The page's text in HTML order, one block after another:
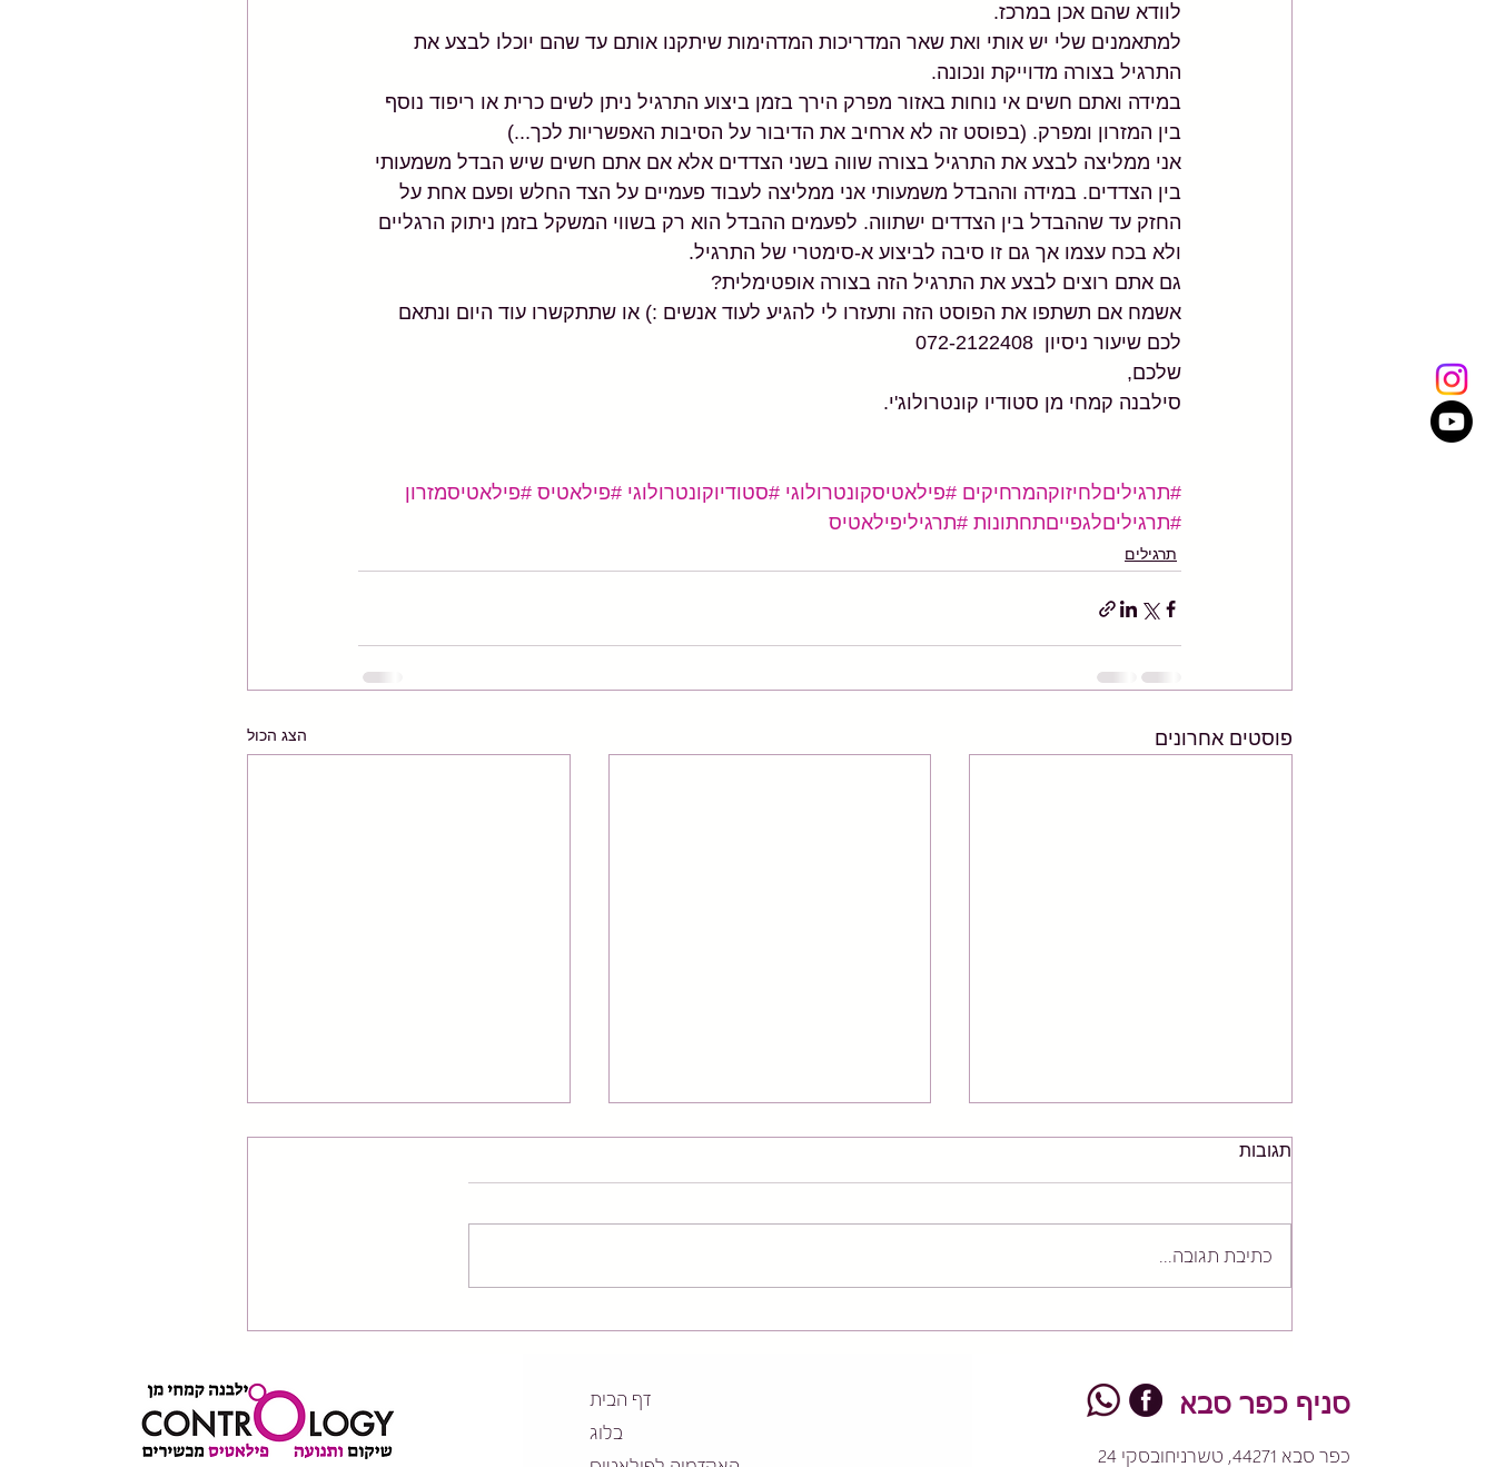
לוודא שהם אכן במרכז.
למתאמנים שלי יש אותי ואת שאר המדריכות המדהימות שיתקנו אותם עד שהם יוכלו לבצע את
התרגיל בצורה מדוייקת ונכונה.
במידה ואתם חשים אי נוחות באזור מפרק הירך בזמן ביצוע התרגיל ניתן לשים כרית או ריפוד נוסף
בין המזרון ומפרק. (בפוסט זה לא ארחיב את הדיבור על הסיבות האפשריות לכך...)
אני ממליצה לבצע את התרגיל בצורה שווה בשני הצדדים אלא אם אתם חשים שיש הבדל משמעותי
בין הצדדים. במידה וההבדל משמעותי אני ממליצה לעבוד פעמיים על הצד החלש ופעם אחת על
החזק עד שההבדל בין הצדדים ישתווה. לפעמים ההבדל הוא רק בשווי המשקל בזמן ניתוק הרגליים
ולא בכח עצמו אך גם זו סיבה לביצוע א-סימטרי של התרגיל.
גם אתם רוצים לבצע את התרגיל הזה בצורה אופטימלית?
אשמח אם תשתפו את הפוסט הזה ותעזרו לי להגיע לעוד אנשים :) או שתתקשרו עוד היום ונתאם
לכם שיעור ניסיון  072-2122408
שלכם,
סילבנה קמחי מן סטודיו קונטרולוג'י.
#תרגיליםלחיזוקהמרחיקים #פילאטיסקונטרולוגי #סטודיוקונטרולוגי #פילאטיס #פילאטיסמזרון
#תרגיליםלגפייםתחתונות #תרגיליפילאטיס
תרגילים
פוסטים אחרונים הצג הכול
תגובות
כתיבת תגובה...
דף הבית
בלוג
סניף כפר סבא
כפר סבא 44271, טשרניחובסקי 24